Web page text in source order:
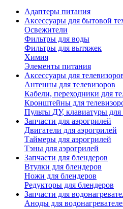
Адаптеры питания
Аксессуары для бытовой
Освежители
Фильтры для воды
Фильтры для вытяжек
Химия
Элементы питания
Аксессуары для
Антенны для телевизоров
Кабели, переходники для
Кронштейны для
Пульты ДУ, клавиатуры для
Запчасти для аэрогрилей
Двигатели для аэрогрилей
Таймеры для аэрогрилей
Тэны для аэрогрилей
Запчасти для блендеров
Втулки для блендеров
Ножи для блендеров
Редукторы для блендеров
Запчасти для
Аноды для